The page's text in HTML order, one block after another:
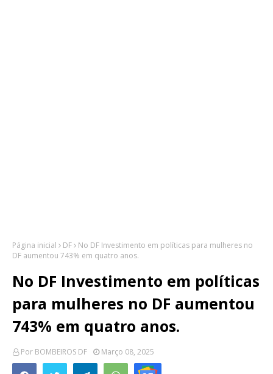
Página inicial DF
No DF Investimento em políticas para mulheres no
DF aumentou 743% em quatro anos.
No DF Investimento em políticas
para mulheres no DF aumentou
743% em quatro anos.
Por BOMBEIROS DF Março 08, 2025